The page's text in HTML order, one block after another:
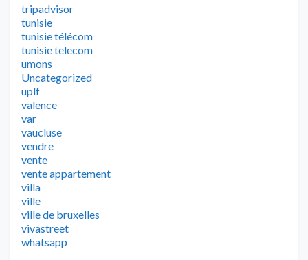
tripadvisor
tunisie
tunisie télécom
tunisie telecom
umons
Uncategorized
uplf
valence
var
vaucluse
vendre
vente
vente appartement
villa
ville
ville de bruxelles
vivastreet
whatsapp